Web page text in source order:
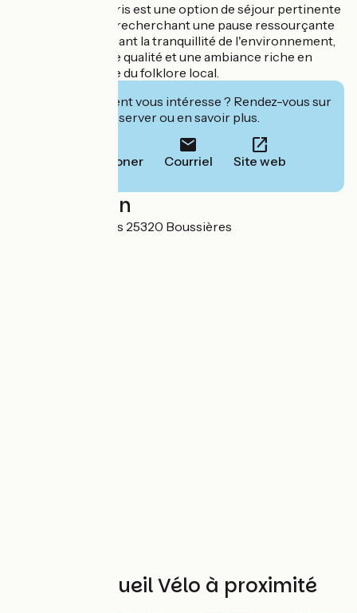
Le Gîte Le Loup Gris est une option de séjour pertinente
pour les visiteurs recherchant une pause ressourçante
en nature, combinant la tranquillité de l'environnement,
des prestations de qualité et une ambiance riche en
caractère inspirée du folklore local.
Cet établissement vous intéresse ? Rendez-vous sur
leur site pour réserver ou en savoir plus.
Téléphoner Courriel Site web
Localisation
3 rue des Merisiers 25320 Boussières
Autres Accueil Vélo à proximité